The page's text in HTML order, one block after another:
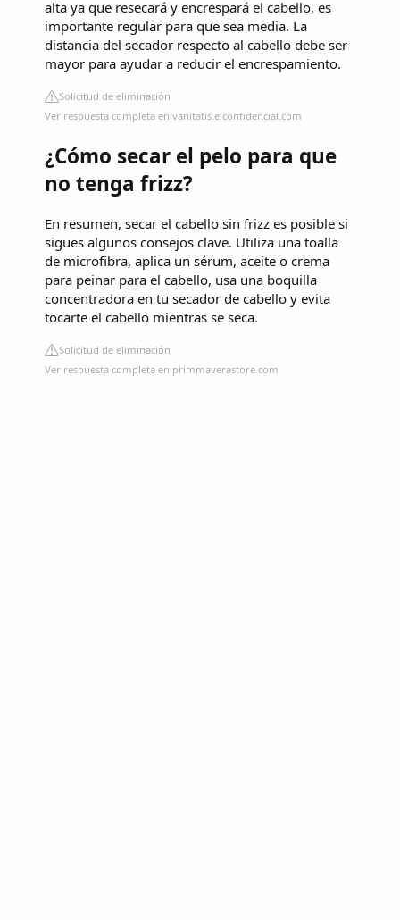
alta ya que resecará y encrespará el cabello, es
importante regular para que sea media. La
distancia del secador respecto al cabello debe ser
mayor para ayudar a reducir el encrespamiento.
Solicitud de eliminación
Ver respuesta completa en vanitatis.elconfidencial.com
¿Cómo secar el pelo para que
no tenga frizz?
En resumen, secar el cabello sin frizz es posible si
sigues algunos consejos clave. Utiliza una toalla
de microfibra, aplica un sérum, aceite o crema
para peinar para el cabello, usa una boquilla
concentradora en tu secador de cabello y evita
tocarte el cabello mientras se seca.
Solicitud de eliminación
Ver respuesta completa en primmaverastore.com